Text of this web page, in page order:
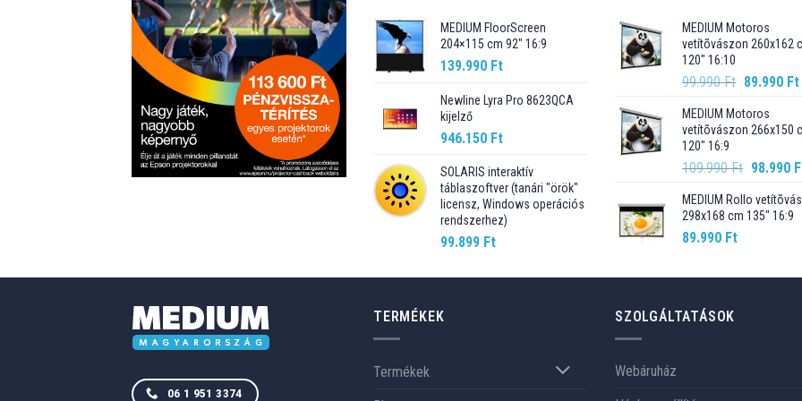
MEDIUM FloorScreen
204×115 cm 92″ 16:9
139.990 Ft
Newline Lyra Pro 8623QCA
kijelző
946.150 Ft
SOLARIS interaktív
táblaszoftver (tanári "örök"
licensz, Windows operációs
rendszerhez)
99.899 Ft
MEDIUM Motoros
vetítõvászon 260x162
120" 16:10
99.990Ft Original
was:
99.990 Ft.
89.990 Ft
MEDIUM Motoros
vetítõvászon 266x150
120" 16:9
109.990Ft Original
was:
109.990
98.990
MEDIUM Rollo
298x168 cm 135" 16:9
89.990 Ft
06 1 951 3374
TERMÉKEK
Termékek
SZOLGÁLTATÁSOK
Webáruház